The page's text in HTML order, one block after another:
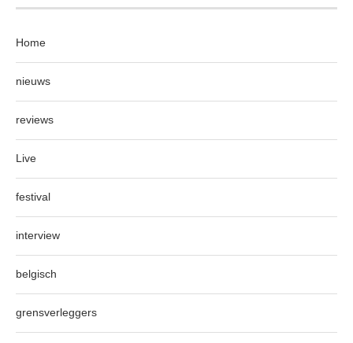
Home
nieuws
reviews
Live
festival
interview
belgisch
grensverleggers